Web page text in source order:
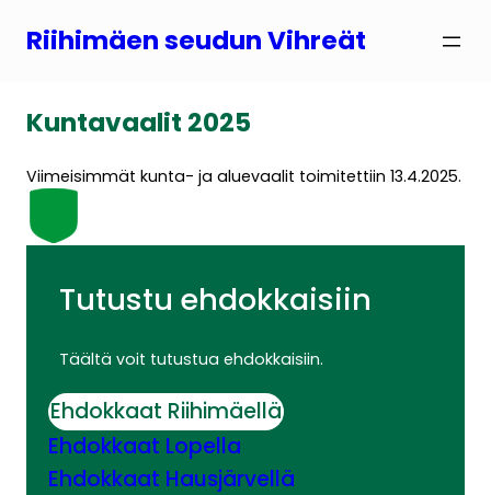
sisältöön
Riihimäen seudun Vihreät
Kuntavaalit 2025
Viimeisimmät kunta- ja aluevaalit toimitettiin 13.4.2025.
Tutustu ehdokkaisiin
Täältä voit tutustua ehdokkaisiin.
Ehdokkaat Riihimäellä
Ehdokkaat Lopella
Ehdokkaat Hausjärvellä